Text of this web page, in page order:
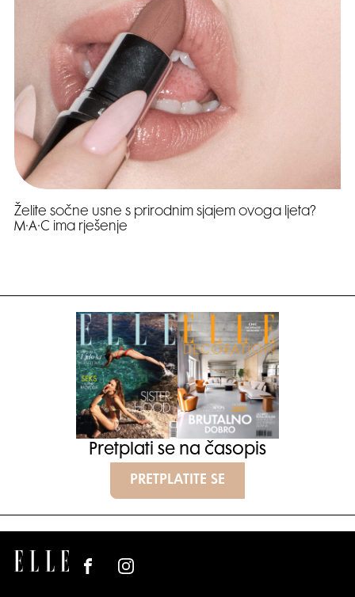
Želite sočne usne s prirodnim sjajem ovoga ljeta?
M·A·C ima rješenje
Pretplati se na časopis
PRETPLATITE SE